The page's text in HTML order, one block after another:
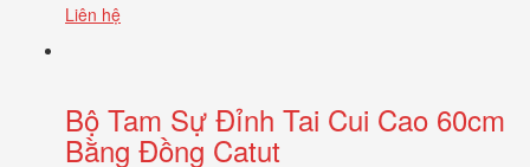
Liên hệ
Bộ Tam Sự Đỉnh Tai Cui Cao 60cm
Bằng Đồng Catut